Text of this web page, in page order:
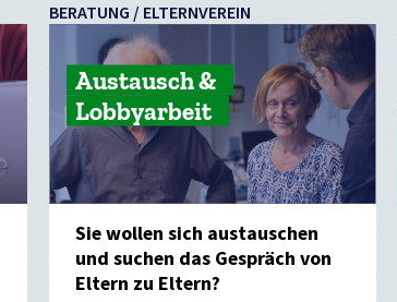
BERATUNG / ELTERNVEREIN
Austausch &
Lobbyarbeit
Sie wollen sich austauschen
und suchen das Gespräch von
Eltern zu Eltern?